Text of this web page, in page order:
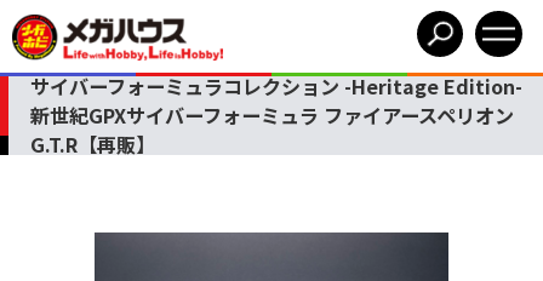
サイバーフォーミュラコレクション -Heritage Edition-
新世紀GPXサイバーフォーミュラ ファイアースペリオン
G.T.R【再販】